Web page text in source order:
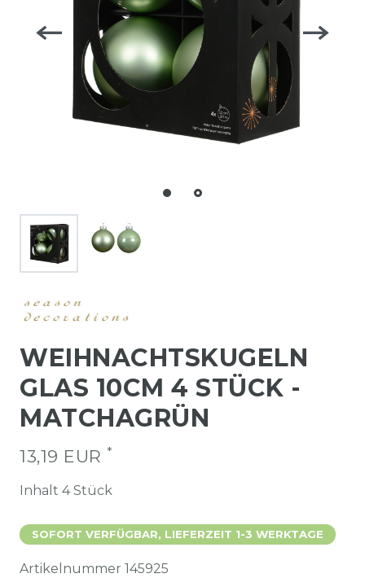
WEIHNACHTSKUGELN
GLAS 10CM 4 STÜCK -
MATCHAGRÜN
13,19 EUR *
Inhalt 4Stück
SOFORT VERFÜGBAR, LIEFERZEIT 1-3 WERKTAGE
Artikelnummer 145925